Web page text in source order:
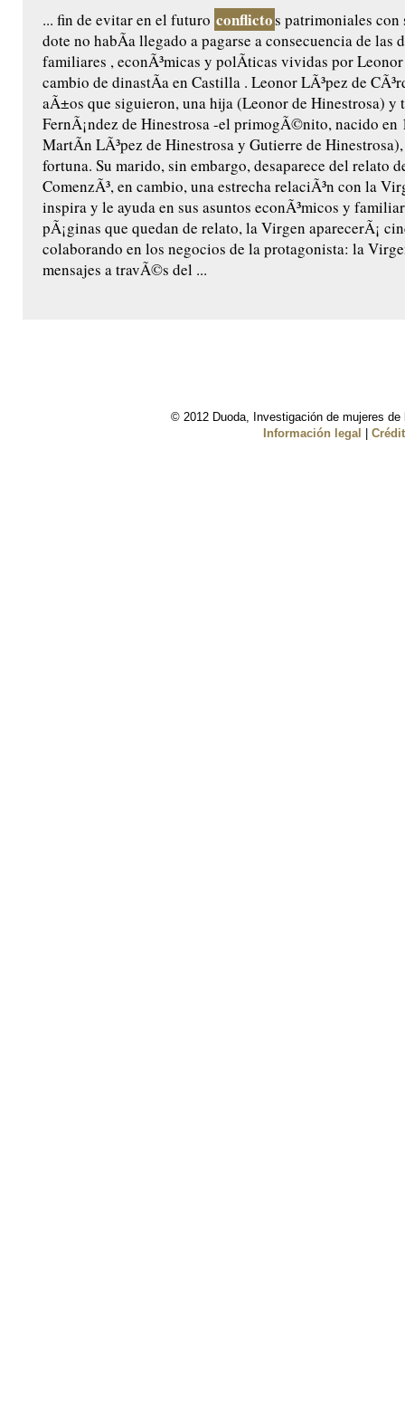
... fin de evitar en el futuro conflictos patrimoniales con
dote no habÃ­a llegado a pagarse a consecuencia de las
familiares , econÃ³micas y polÃ­ticas vividas por
cambio de dinastÃ­a en Castilla . Leonor LÃ³pez de
aÃ±os que siguieron, una hija (Leonor de Hinestrosa) y
FernÃ¡ndez de Hinestrosa -el primogÃ©nito, nacido en
MartÃ­n LÃ³pez de Hinestrosa y Gutierre de
fortuna. Su marido, sin embargo, desaparece del relato
ComenzÃ³, en cambio, una estrecha relaciÃ³n con la
inspira y le ayuda en sus asuntos econÃ³micos y
pÃ¡ginas que quedan de relato, la Virgen aparecerÃ¡
colaborando en los negocios de la protagonista: la
mensajes a travÃ©s del ...
© 2012 Duoda, Investigación de mujeres
Información legal